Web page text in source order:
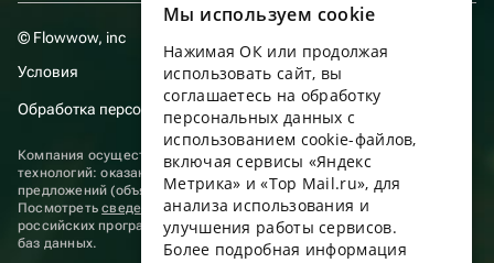
© Flowwow, inc
Условия
Обработка персональных данных
Компания осуществляет деятельность в области информационных
технологий: оказание услуг в сети “Интернет” по размещению
предложений (объявлений) продавцов о реализации товаров.
Посмотретьсведения о программах, включенных в реестр
российских программ для электронных вычислительных машин и
баз данных.
ENGLISH
UKRAINIAN
PORTUGUESE
Мы используем сookie
Нажимая ОК или продолжая
использовать сайт, вы
соглашаетесь на обработку
персональных данных с
использованием cookie-файлов,
включая сервисы «Яндекс
Метрика» и «Top Mail.ru», для
анализа использования и
улучшения работы сервисов.
Более подробная информация